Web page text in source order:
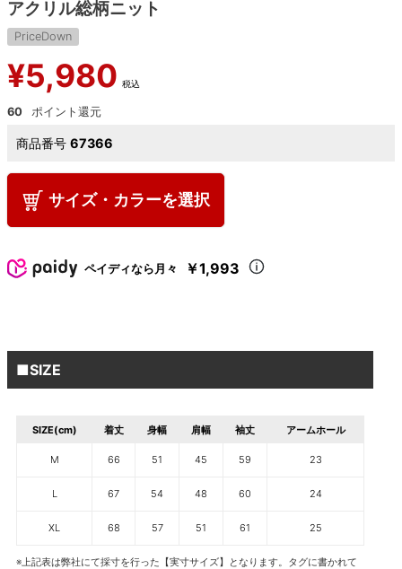
アクリル総柄ニット
PriceDown
¥5,980 税込
60
商品番号 67366
サイズ・カラーを選択
ペイディなら月々 ￥1,993
■SIZE
SIZE(cm) 着丈 身幅 肩幅 袖丈 アームホール
M 66 51 45 59 23
L 67 54 48 60 24
XL 68 57 51 61 25
※上記表は弊社にて採寸を行った【実寸サイズ】となります。タグに書かれて